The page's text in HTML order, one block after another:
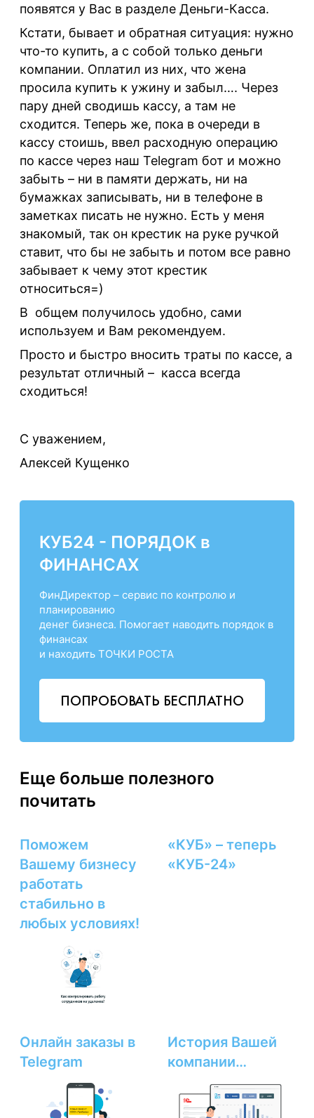
появятся у Вас в разделе Деньги-Касса.
Кстати, бывает и обратная ситуация: нужно
что-то купить, а с собой только деньги
компании. Оплатил из них, что жена
просила купить к ужину и забыл…. Через
пару дней сводишь кассу, а там не
сходится. Теперь же, пока в очереди в
кассу стоишь, ввел расходную операцию
по кассе через наш Telegram бот и можно
забыть – ни в памяти держать, ни на
бумажках записывать, ни в телефоне в
заметках писать не нужно. Есть у меня
знакомый, так он крестик на руке ручкой
ставит, что бы не забыть и потом все равно
забывает к чему этот крестик
относиться=)
В общем получилось удобно, сами
используем и Вам рекомендуем.
Просто и быстро вносить траты по кассе, а
результат отличный – касса всегда
сходиться!
С уважением,
Алексей Кущенко
КУБ24 - ПОРЯДОК в
ФИНАНСАХ
ФинДиректор – сервис по контролю и
планированию
денег бизнеса. Помогает наводить порядок в
финансах
и находить ТОЧКИ РОСТА
ПОПРОБОВАТЬ БЕСПЛАТНО
Еще больше полезного
почитать
Поможем
Вашему бизнесу
работать
стабильно в
любых условиях!
«КУБ» – теперь
«КУБ-24»
Онлайн заказы в
Telegram
История Вашей
компании…